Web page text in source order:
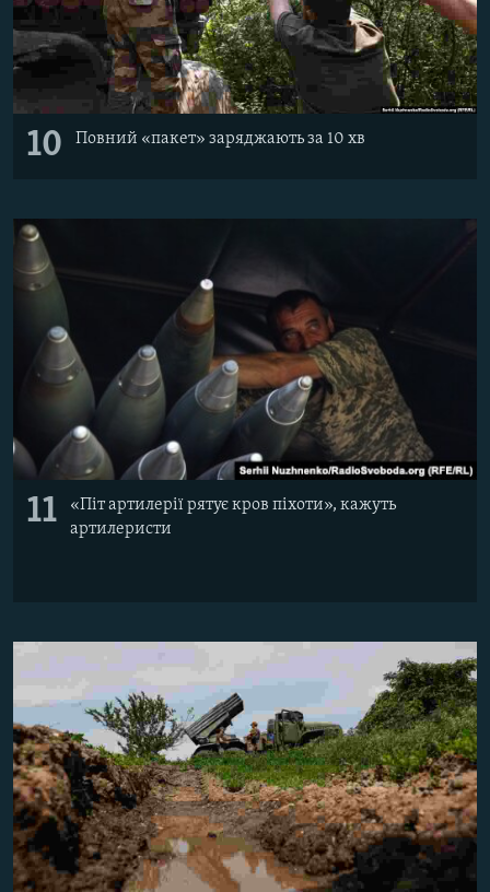
10 Повний «пакет» заряджають за 10 хв
11
«Піт артилерії рятує кров піхоти», кажуть
артилеристи